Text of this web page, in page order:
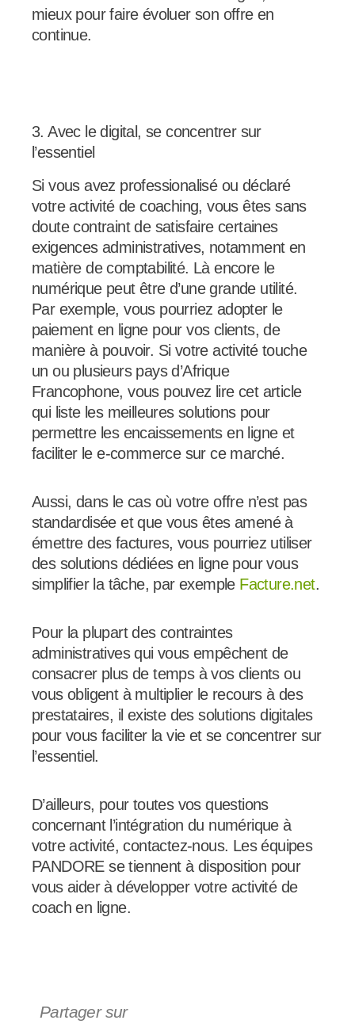
mieux pour faire évoluer son offre en
continue.
3. Avec le digital, se concentrer sur
l’essentiel
Si vous avez professionalisé ou déclaré
votre activité de coaching, vous êtes sans
doute contraint de satisfaire certaines
exigences administratives, notamment en
matière de comptabilité. Là encore le
numérique peut être d’une grande utilité.
Par exemple, vous pourriez adopter le
paiement en ligne pour vos clients, de
manière à pouvoir. Si votre activité touche
un ou plusieurs pays d’Afrique
Francophone, vous pouvez lire cet article
qui liste les meilleures solutions pour
permettre les encaissements en ligne et
faciliter le e-commerce sur ce marché.
Aussi, dans le cas où votre offre n’est pas
standardisée et que vous êtes amené à
émettre des factures, vous pourriez utiliser
des solutions dédiées en ligne pour vous
simplifier la tâche, par exemple Facture.net.
Pour la plupart des contraintes
administratives qui vous empêchent de
consacrer plus de temps à vos clients ou
vous obligent à multiplier le recours à des
prestataires, il existe des solutions digitales
pour vous faciliter la vie et se concentrer sur
l’essentiel.
D’ailleurs, pour toutes vos questions
concernant l’intégration du numérique à
votre activité, contactez-nous. Les équipes
PANDORE se tiennent à disposition pour
vous aider à développer votre activité de
coach en ligne.
Partager sur